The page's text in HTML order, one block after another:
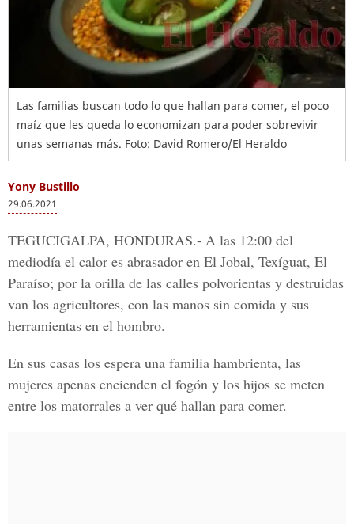
Las familias buscan todo lo que hallan para comer, el poco
maíz que les queda lo economizan para poder sobrevivir
unas semanas más. Foto: David Romero/El Heraldo
Yony Bustillo
29.06.2021
TEGUCIGALPA, HONDURAS.- A las 12:00 del
mediodía el calor es abrasador en El Jobal, Texíguat, El
Paraíso; por la orilla de las calles polvorientas y destruidas
van los agricultores, con las manos sin comida y sus
herramientas en el hombro.
En sus casas los espera una familia hambrienta, las
mujeres apenas encienden el fogón y los hijos se meten
entre los matorrales a ver qué hallan para comer.